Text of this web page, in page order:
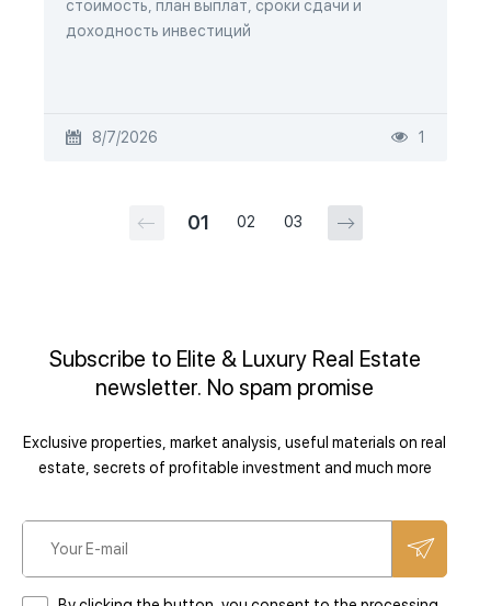
стоимость, план выплат, сроки сдачи и
доходность инвестиций
8/7/2026 1
01 02 03
Subscribe to Elite & Luxury Real Estate
newsletter. No spam promise
Exclusive properties, market analysis, useful materials on real
estate, secrets of profitable investment and much more